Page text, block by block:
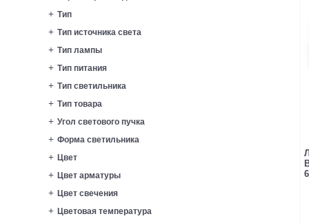
Тип
Тип источника света
Тип лампы
Тип питания
Тип светильника
Тип товара
Угол светового пучка
Форма светильника
Цвет
Цвет арматуры
Цвет свечения
Цветовая температура